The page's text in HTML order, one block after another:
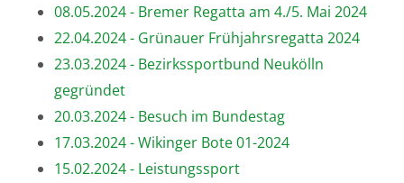
08.05.2024 - Bremer Regatta am 4./5. Mai 2024
22.04.2024 - Grünauer Frühjahrsregatta 2024
23.03.2024 - Bezirkssportbund Neukölln
gegründet
20.03.2024 - Besuch im Bundestag
17.03.2024 - Wikinger Bote 01-2024
15.02.2024 - Leistungssport